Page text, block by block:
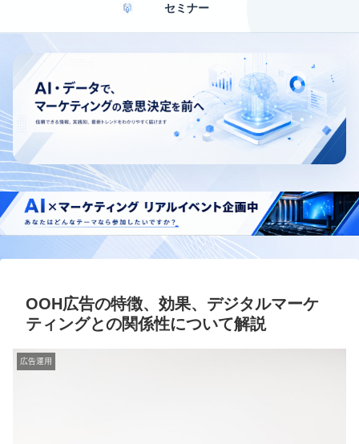
セミナー
OOH広告の特徴、効果、デジタルマーケ
ティングとの関係性について解説
広告運用